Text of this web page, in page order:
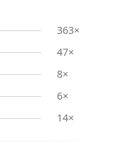
363×
47×
8×
6×
14×